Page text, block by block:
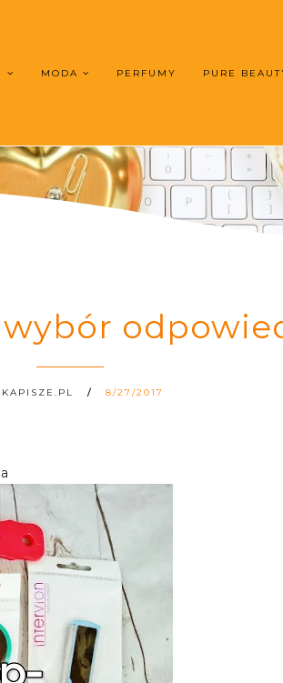
MODA PERFUMY PURE
8/27/2017